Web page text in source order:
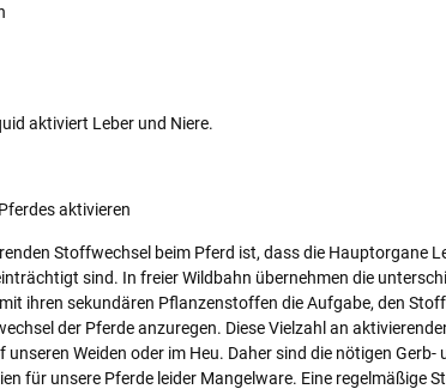
aktiviert Leber und Niere.
aktivieren
Stoffwechsel beim Pferd ist, dass die Hauptorgane
sind. In freier Wildbahn übernehmen die
ihren sekundären Pflanzenstoffen die Aufgabe, den
der Pferde anzuregen. Diese Vielzahl an
Weiden oder im Heu. Daher sind die nötigen
für unsere Pferde leider Mangelware. Eine regelmäßige